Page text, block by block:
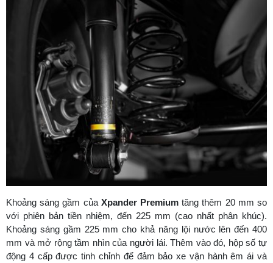
Khoảng sáng gầm của Xpander Premium tăng thêm 20 mm so
với phiên bản tiền nhiệm, đến 225 mm (cao nhất phân khúc).
Khoảng sáng gầm 225 mm cho khả năng lội nước lên đến 400
mm và mở rộng tầm nhìn của người lái. Thêm vào đó, hộp số tự
động 4 cấp được tinh chỉnh để đảm bảo xe vận hành êm ái và